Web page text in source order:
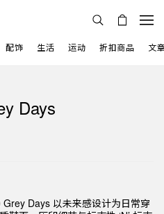
配饰 生活 运动 折扣商品 文
Days
Days 以未来感设计为日常穿